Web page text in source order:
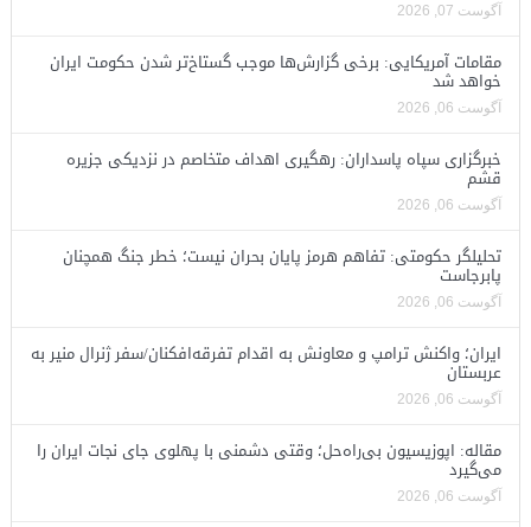
آگوست 07, 2026
مقامات آمریکایی: برخی گزارش‌ها موجب گستاخ‌تر شدن حکومت ایران
خواهد شد
آگوست 06, 2026
خبرگزاری سپاه پاسداران: رهگیری اهداف متخاصم در نزدیکی جزیره
قشم
آگوست 06, 2026
تحلیلگر حکومتی: تفاهم هرمز پایان بحران نیست؛ خطر جنگ همچنان
پابرجاست
آگوست 06, 2026
ایران؛ واکنش ترامپ و معاونش به اقدام تفرقه‌افکنان/سفر ژنرال منیر به
عربستان
آگوست 06, 2026
مقاله: اپوزیسیون بی‌راه‌حل؛ وقتی دشمنی با پهلوی جای نجات ایران را
می‌گیرد
آگوست 06, 2026